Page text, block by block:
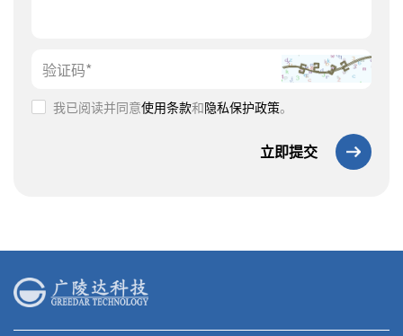
我已阅读并同意使用条款和隐私保护政策。
立即提交